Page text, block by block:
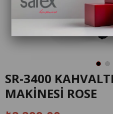
SR-3400
MAKİNESİ ROSE